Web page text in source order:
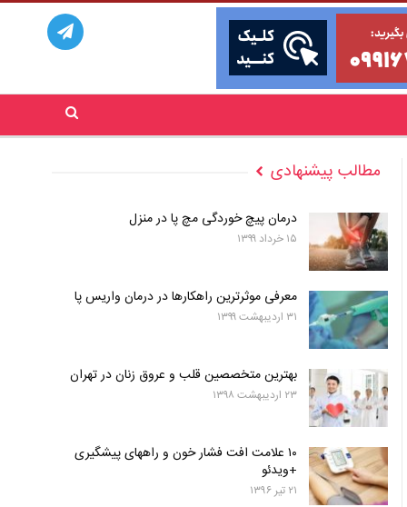
مطالب پیشنهادی
درمان پیچ خوردگی مچ پا در منزل
۱۵ خرداد ۱۳۹۹
معرفی موثرترین راهکارها در درمان واریس پا
۳۱ اردیبهشت ۱۳۹۹
بهترین متخصصین قلب و عروق زنان در تهران
۲۳ اردیبهشت ۱۳۹۸
۱۰ علامت افت فشار خون و راههای پیشگیری
+ویدئو
۲۱ تیر ۱۳۹۶